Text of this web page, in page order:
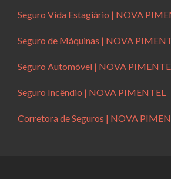
Seguro Vida Estagiário | NOVA
Seguro de Máquinas | NOVA
Seguro Automóvel | NOVA
Seguro Incêndio | NOVA PIMENTEL
Corretora de Seguros | NOVA